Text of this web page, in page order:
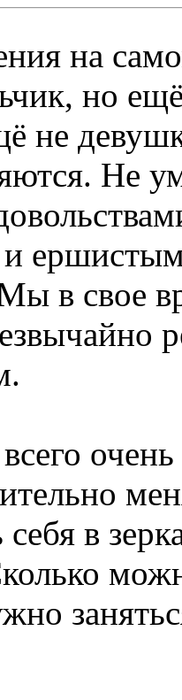
на
но
не
Не
в свое
себя в